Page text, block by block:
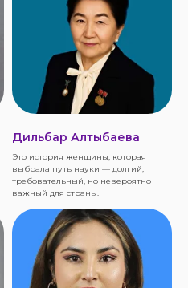
Дильбар Алтыбаева
Это история женщины, которая
выбрала путь науки — долгий,
требовательный, но невероятно
важный для страны.